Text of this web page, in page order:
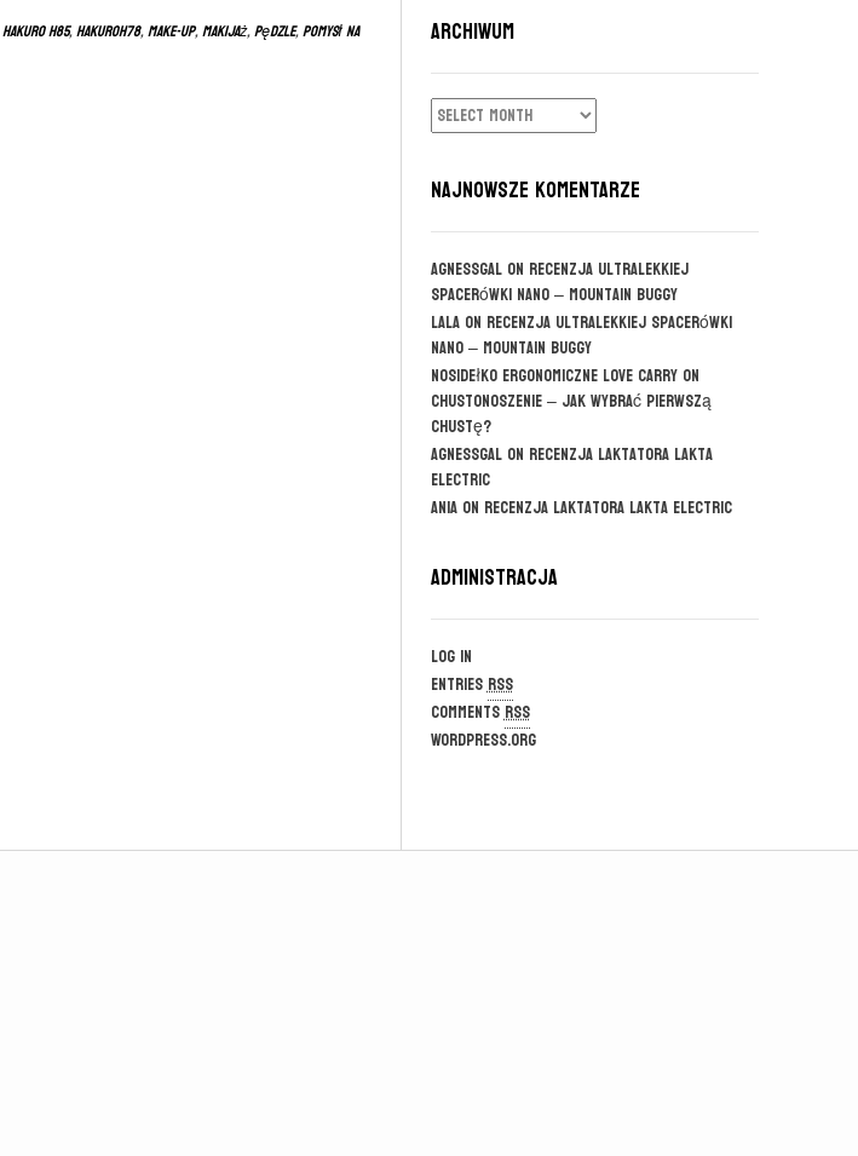
hakuro h85,hakuroh78,make-up,makijaż,pędzle,pomysł na
ARCHIWUM
ARCHIWUM
NAJNOWSZE KOMENTARZE
agnessgalon Recenzja ultralekkiej
spacerówki Nano – Mountain Buggy
Lalaon Recenzja ultralekkiej spacerówki
Nano – Mountain Buggy
Nosidełko ergonomiczne Love Carryon
CHUSTONOSZENIE – jak wybrać pierwszą
chustę?
agnessgalon Recenzja laktatora Lakta
Electric
Aniaon Recenzja laktatora Lakta Electric
Administracja
Log in
EntriesRSS
CommentsRSS
WordPress.org